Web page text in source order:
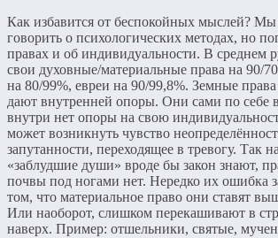
Как избавится от беспокойных мыслей? Мы
говорить о психологических методах, но
правах и об индивидуальности. В среднем
свои духовные/материальные права на 90/
на 80/99%, евреи на 90/99,8%. Земные
дают внутренней опоры. Они сами по себе
внутри нет опоры на свою
может возникнуть чувство
запутанности, переходящее в тревогу. Так
«заблудшие души» вроде бы закон знают,
почвы под ногами нет. Нередко их ошибка
том, что материальное право они ставят
Или наоборот, слишком перекашивают в
наверх. Пример: отшельники, святые,